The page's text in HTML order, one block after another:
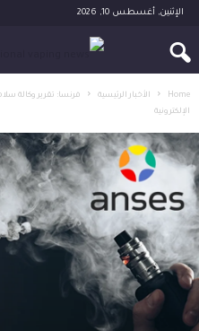
الإثنين, أغسطس 10, 2026
Home الأخبار الرئيسية
الإلكترونية